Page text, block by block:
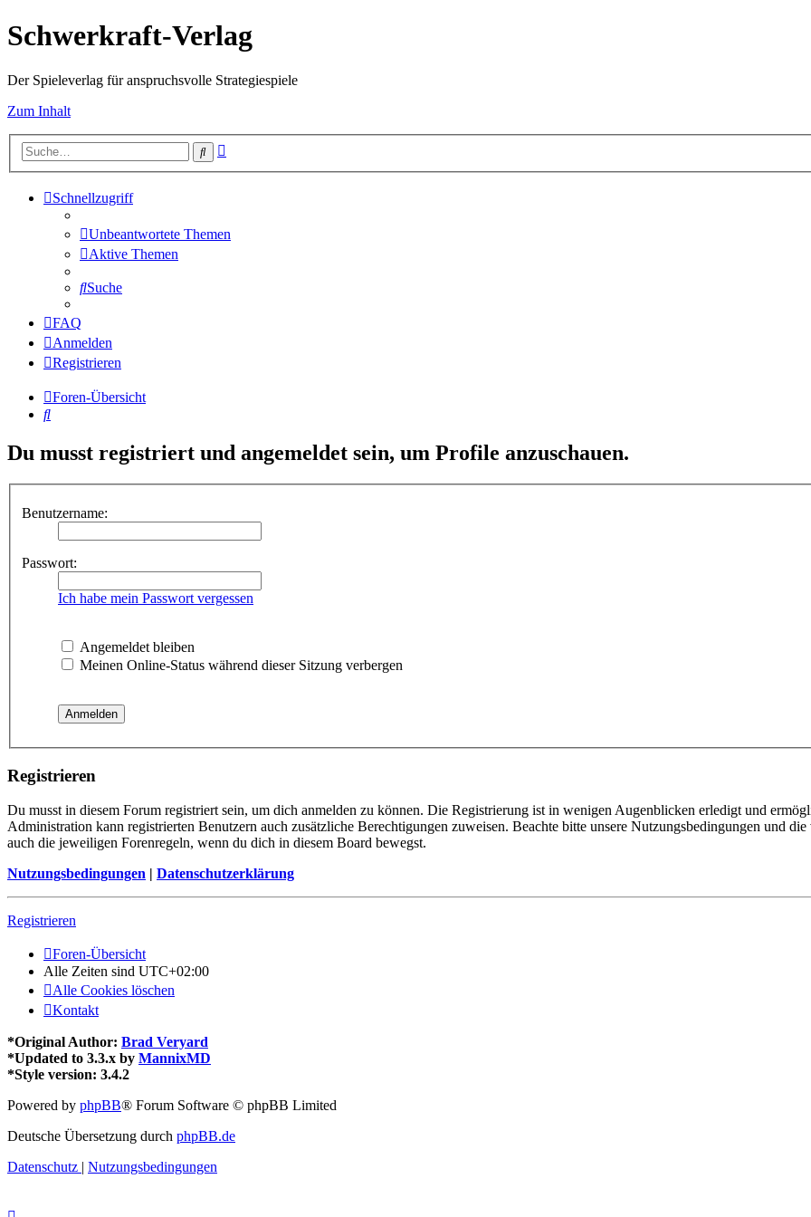
Schwerkraft-Verlag
Der Spieleverlag für anspruchsvolle Strategiespiele
Zum Inhalt
Suche
Schnellzugriff
Unbeantwortete Themen
Aktive Themen
Suche
FAQ
Anmelden
Registrieren
Foren-Übersicht
Suche
Du musst registriert und angemeldet sein, um Profile anzuschauen.
Benutzername:
Passwort:
Ich habe mein Passwort vergessen
Angemeldet bleiben
Meinen Online-Status während dieser Sitzung verbergen
Registrieren
Du musst in diesem Forum registriert sein, um dich anmelden zu können. Die Registrierung ist in wenigen Augenblicken erledigt und
Administration kann registrierten Benutzern auch zusätzliche Berechtigungen zuweisen. Beachte bitte unsere Nutzungsbedingungen und
auch die jeweiligen Forenregeln, wenn du dich in diesem Board bewegst.
Nutzungsbedingungen | Datenschutzerklärung
Registrieren
Foren-Übersicht
Alle Zeiten sind UTC+02:00
Alle Cookies löschen
Kontakt
*Original Author: Brad Veryard
*Updated to 3.3.x by MannixMD
*Style version: 3.4.2
Powered by phpBB® Forum Software © phpBB Limited
Deutsche Übersetzung durch phpBB.de
Datenschutz | Nutzungsbedingungen